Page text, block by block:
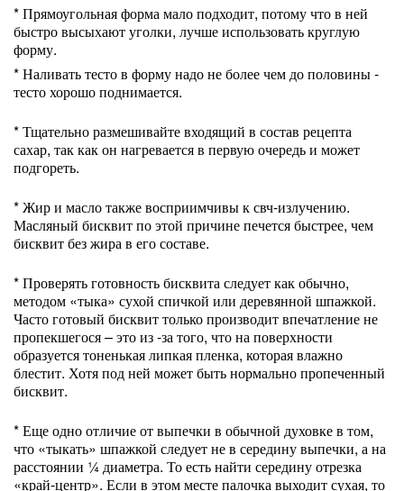
* Прямоугольная форма мало подходит, потому что в ней
быстро высыхают уголки, лучше использовать круглую
форму.
* Наливать тесто в форму надо не более чем до половины -
тесто хорошо поднимается.
* Тщательно размешивайте входящий в состав рецепта
сахар, так как он нагревается в первую очередь и может
подгореть.
* Жир и масло также восприимчивы к свч-излучению.
Масляный бисквит по этой причине печется быстрее, чем
бисквит без жира в его составе.
* Проверять готовность бисквита следует как обычно,
методом «тыка» сухой спичкой или деревянной шпажкой.
Часто готовый бисквит только производит впечатление не
пропекшегося – это из -за того, что на поверхности
образуется тоненькая липкая пленка, которая влажно
блестит. Хотя под ней может быть нормально пропеченный
бисквит.
* Еще одно отличие от выпечки в обычной духовке в том,
что «тыкать» шпажкой следует не в середину выпечки, а на
расстоянии ¼ диаметра. То есть найти середину отрезка
«край-центр». Если в этом месте палочка выходит сухая, то